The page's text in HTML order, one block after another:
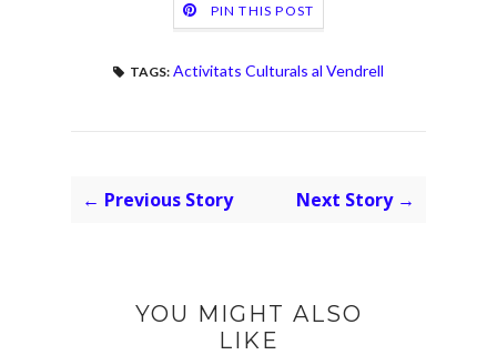
PIN THIS POST
TAGS: Activitats Culturals al Vendrell
← Previous Story Next Story →
YOU MIGHT ALSO
LIKE